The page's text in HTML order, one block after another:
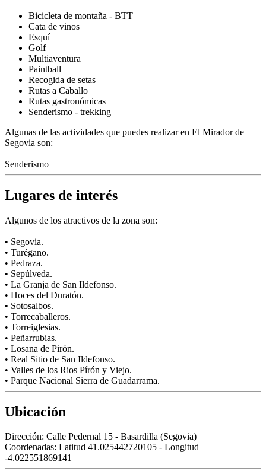
Bicicleta de montaña - BTT
Cata de vinos
Esquí
Golf
Multiaventura
Paintball
Recogida de setas
Rutas a Caballo
Rutas gastronómicas
Senderismo - trekking
Algunas de las actividades que puedes realizar en El Mirador de
Segovia son:
Senderismo
Lugares de interés
Algunos de los atractivos de la zona son:
• Segovia.
• Turégano.
• Pedraza.
• Sepúlveda.
• La Granja de San Ildefonso.
• Hoces del Duratón.
• Sotosalbos.
• Torrecaballeros.
• Torreiglesias.
• Peñarrubias.
• Losana de Pirón.
• Real Sitio de San Ildefonso.
• Valles de los Rios Pírón y Viejo.
• Parque Nacional Sierra de Guadarrama.
Ubicación
Dirección: Calle Pedernal 15 - Basardilla (Segovia)
Coordenadas: Latitud 41.025442720105 - Longitud
-4.022551869141